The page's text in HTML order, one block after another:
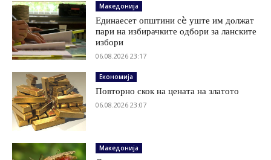
Македонија
Единаесет општини сè уште им должат
пари на избирачките одбори за ланските
избори
06.08.2026 23:17
Економија
Повторно скок на цената на златото
06.08.2026 23:07
Македонија